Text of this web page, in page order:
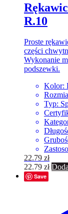
R.10
Proste
części
Wykonanie
podszewki.
Kolor:
Typ:
22.79 zł
22.79 zł
Save